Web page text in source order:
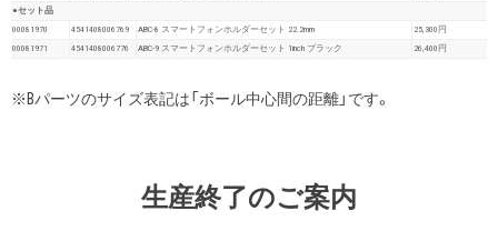
●セット品
00081970
4541408006769 ABC-8 スマートフォンホルダーセット 22.2mm
25,300円
00081971
4541408006776 ABC-9 スマートフォンホルダーセット 1inch ブラック 26,400円
※Bパーツのサイズ表記は「ボール中心間の距離」です。
生産終了のご案内